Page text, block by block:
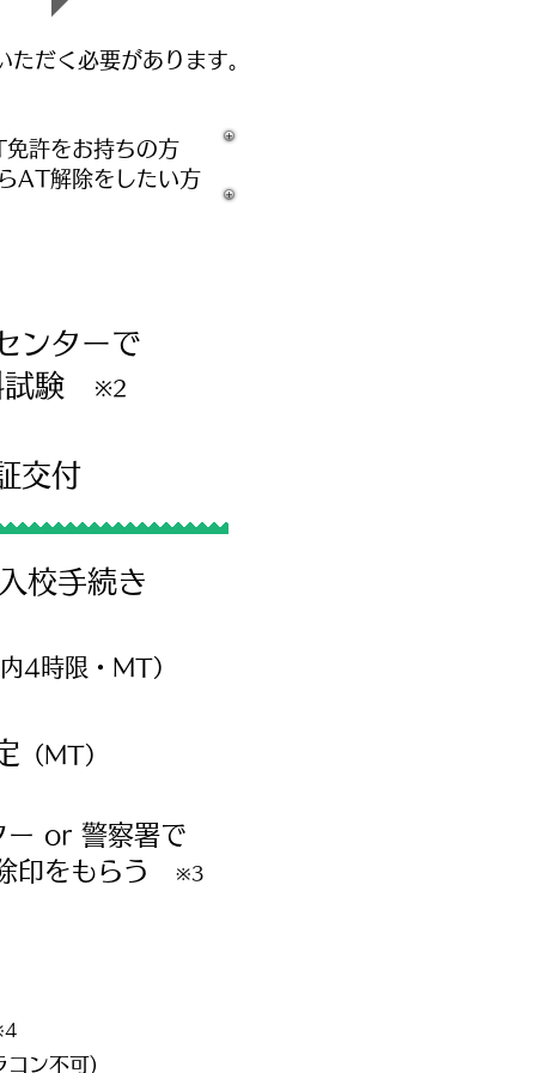
だく必要があります。
許をお持ちの方
AT解除をしたい方
ンターで
試験
※2
交付
校手続き
4時限・MT）
（MT）
ー or 警察署で
印をもらう
※3
コン不可)